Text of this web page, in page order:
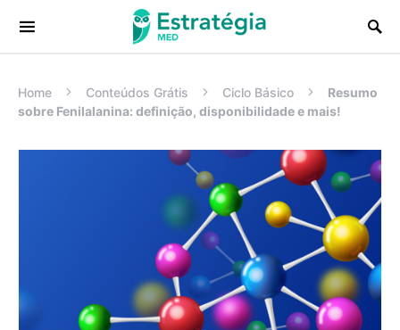
Procurar:
Home Conteúdos Grátis Ciclo Básico
Resumo
sobre Fenilalanina: definição, disponibilidade e mais!